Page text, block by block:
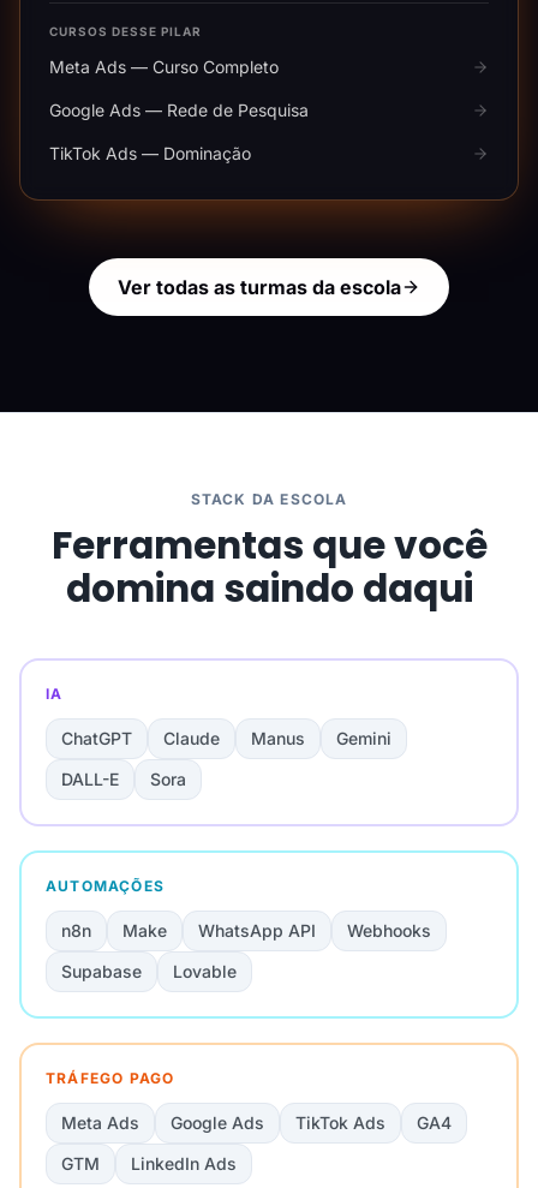
CURSOS DESSE PILAR
Meta Ads — Curso Completo
Google Ads — Rede de Pesquisa
TikTok Ads — Dominação
Ver todas as turmas da escola
STACK DA ESCOLA
Ferramentas que você
domina saindo daqui
IA
ChatGPT Claude Manus
Gemini
DALL-E
Sora
AUTOMAÇÕES
n8n Make WhatsApp API
Webhooks
Supabase
Lovable
TRÁFEGO PAGO
Meta Ads Google Ads TikTok Ads
GA4
GTM
LinkedIn Ads